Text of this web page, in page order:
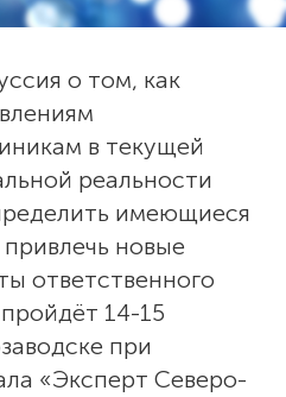
о том, как
в текущей
реальности
имеющиеся
новые
ответственного
14-15
при
«Эксперт Северо-